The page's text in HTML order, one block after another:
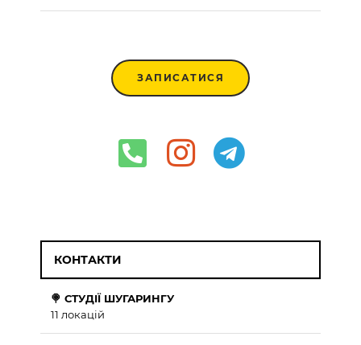
ЗАПИСАТИСЯ
КОНТАКТИ
🍭 СТУДІЇ ШУГАРИНГУ
11 локацій